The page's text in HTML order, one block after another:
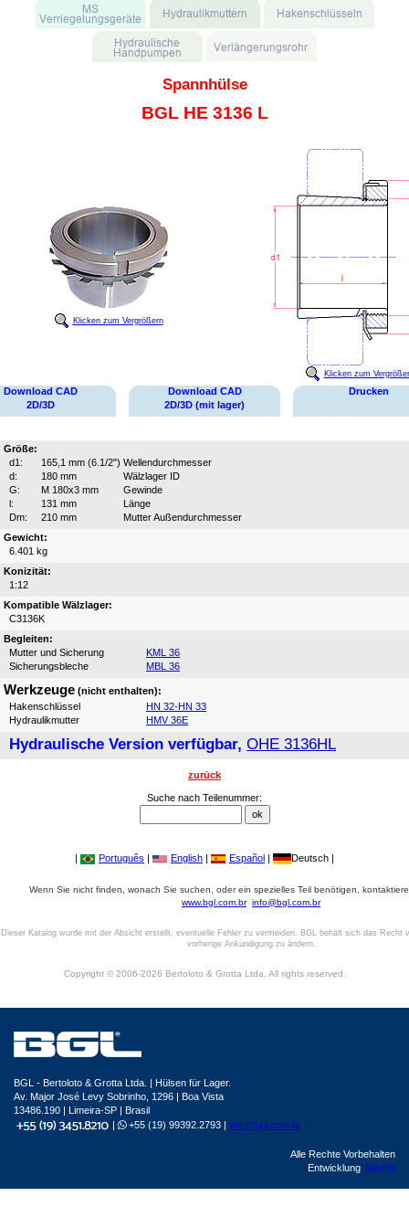
Spannhülse
BGL HE 3136 L
Klicken zum Vergrößern
Klicken zum
Download CAD
2D/3D
Download CAD
2D/3D (mit lager)
Drucken
Größe:
d1:
165,1 mm (6.1/2") Wellendurchmesser
d:
180 mm
Wälzlager ID
G:
M 180x3 mm
Gewinde
l:
131 mm
Länge
Dm:
210 mm
Mutter Außendurchmesser
Gewicht:
6.401 kg
Konizität:
1:12
Kompatible Wälzlager:
C3136K
Begleiten:
Mutter und Sicherung
KML 36
Sicherungsbleche
MBL 36
Werkzeuge (nicht enthalten):
Hakenschlüssel
HN 32-HN 33
Hydraulikmutter
HMV 36E
Hydraulische Version verfügbar, OHE 3136HL
zurück
Suche nach Teilenummer:
| Português | English | Español | Deutsch |
Wenn Sie nicht finden, wonach Sie suchen, oder ein spezielles Teil benötigen,
www.bgl.com.br info@bgl.com.br
Dieser Katalog wurde mit der Absicht erstellt, eventuelle Fehler zu vermeiden. BGL behält sich das Recht
vorherige Ankündigung zu ändern.
Copyright © 2006-2026 Bertoloto & Grotta Ltda. All rights reserved.
BGL - Bertoloto & Grotta Ltda. | Hülsen für Lager.
Av. Major José Levy Sobrinho, 1296 | Boa Vista
13486.190 | Limeira-SP | Brasil
|
+55 (19) 99392.2793 | info@bgl.com.br
Alle Rechte Vorbehalten
Entwicklung Sphera